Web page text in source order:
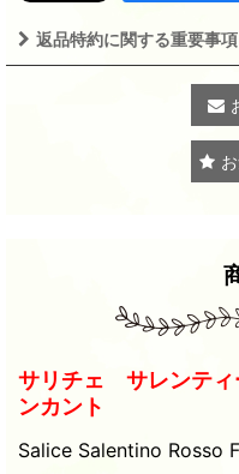
返品特約に関する重要事項
サリチェ サレンテ
ンカント
Salice Salentino Rosso